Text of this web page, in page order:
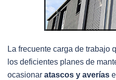
La frecuente carga de trabajo
los deficientes planes de
ocasionar atascos y averías